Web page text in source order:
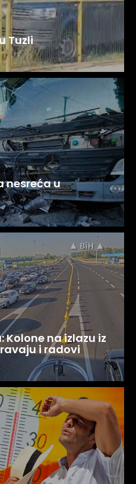
Tuzli
nesreća u
na izlazu iz
i radovi